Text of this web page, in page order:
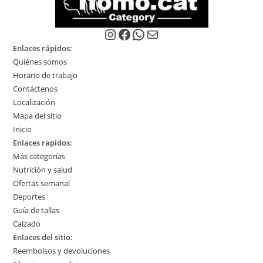
de
producto
de
producto
Instagram
Facebook
WhatsApp
Correo electrónico
Enlaces rápidos:
Quiénes somos
Horario de trabajo
Contáctenos
Localización
Mapa del sitio
Inicio
Enlaces rapidos:
Más categorías
Nutrición y salud
Ofertas semanal
Deportes
Guía de tallas
Calzado
Enlaces del sitio:
Reembolsos y devoluciones